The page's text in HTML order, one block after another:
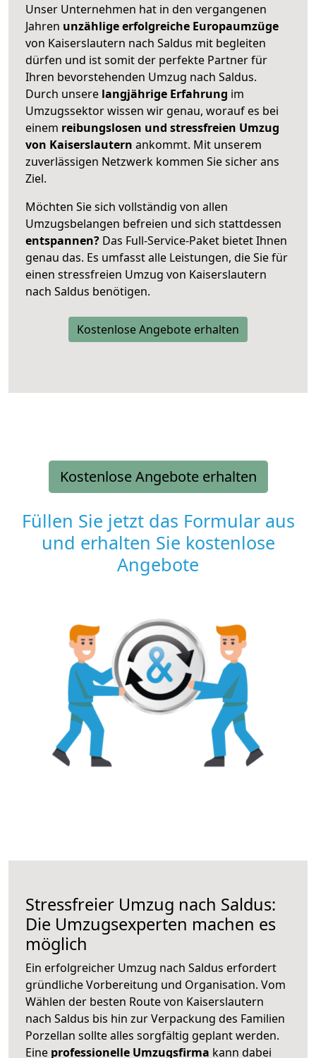
Unser Unternehmen hat in den vergangenen
Jahren unzählige erfolgreiche Europaumzüge
von Kaiserslautern nach Saldus mit begleiten
dürfen und ist somit der perfekte Partner für
Ihren bevorstehenden Umzug nach Saldus.
Durch unsere langjährige Erfahrung im
Umzugssektor wissen wir genau, worauf es bei
einem reibungslosen und stressfreien Umzug
von Kaiserslautern ankommt. Mit unserem
zuverlässigen Netzwerk kommen Sie sicher ans
Ziel.
Möchten Sie sich vollständig von allen
Umzugsbelangen befreien und sich stattdessen
entspannen? Das Full-Service-Paket bietet Ihnen
genau das. Es umfasst alle Leistungen, die Sie für
einen stressfreien Umzug von Kaiserslautern
nach Saldus benötigen.
Kostenlose Angebote erhalten
Kostenlose Angebote erhalten
Füllen Sie jetzt das Formular aus
und erhalten Sie kostenlose
Angebote
Stressfreier Umzug nach Saldus:
Die Umzugsexperten machen es
möglich
Ein erfolgreicher Umzug nach Saldus erfordert
gründliche Vorbereitung und Organisation. Vom
Wählen der besten Route von Kaiserslautern
nach Saldus bis hin zur Verpackung des Familien
Porzellan sollte alles sorgfältig geplant werden.
Eine professionelle Umzugsfirma kann dabei